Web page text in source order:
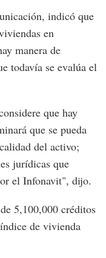
indicó que
en
manera de
todavía se evalúa el
que hay
que se pueda
del activo;
jurídicas que
el Infonavit", dijo.
5,100,000 créditos
de vivienda